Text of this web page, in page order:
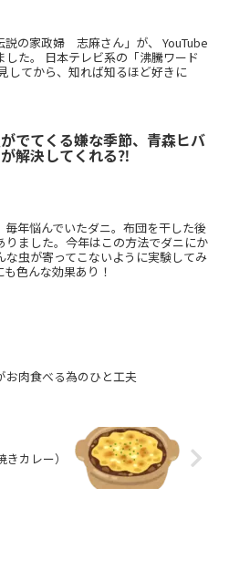
説の家政婦 志麻さん」が、 YouTube
た。 日本テレビ系の「沸騰ワード
してから、知れば知るほど好きに
でてくる嫌な季節、青森ヒバ
解決してくれる⁈
年悩んでいたダニ。布団を干した後
ました。今年はこの方法でダニにか
な虫が寄ってこないように実験してみ
色んな効果あり！
お肉食べる為のひと工夫
カレー）